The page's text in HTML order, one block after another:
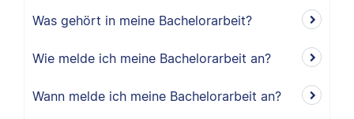
Was gehört in meine Bachelorarbeit?
Wie melde ich meine Bachelorarbeit an?
Wann melde ich meine Bachelorarbeit an?